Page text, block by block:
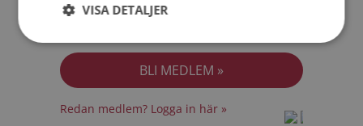
Jag accepterarMedlemsvillkoren
Redan medlem? Logga in här »
VISA DETALJER